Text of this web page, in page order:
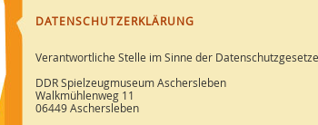
DATENSCHUTZERKLÄRUNG
Verantwortliche Stelle im Sinne der
DDR Spielzeugmuseum Aschersleben
Walkmühlenweg 11
06449 Aschersleben